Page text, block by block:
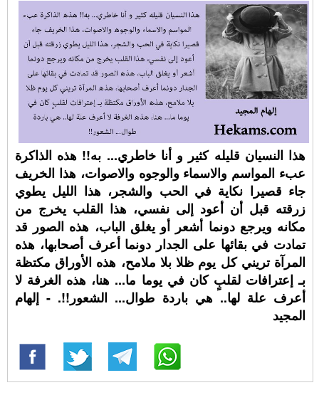
هذا النسيان قليله كثير و أنا خاطري... به!! هذه الذاكرة
عبء المواسم والاسماء والوجوه والاصوات، هذا الخريف
جاء قصيرا نكاية في الحب والشجر، هذا الليل يطوي
زرقته قبل أن أعود إلى نفسي، هذا القلب يخرج من
مكانه ويرجع دونما أشعر أو يغلق الباب، هذه الصور قد
تمادت في بقائها على الجدار دونما أعرف أصحابها، هذه
المرآة تريني كل يوم ظلا بلا ملامح، هذه الأوراق مكتظة
بـ إعترافات لقلبٍ كان في يوما ما... هنا، هذه الغرفة لا
أعرف علة لها.. هي باردة طوال... الشعور!!. - إلهام
المجيد